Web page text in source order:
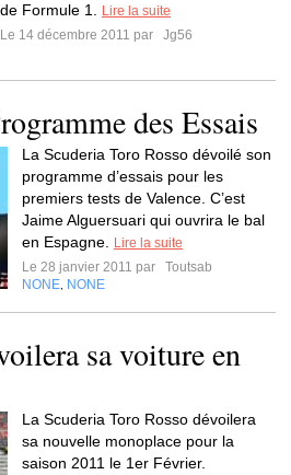
de Formule 1.
Lire la suite
Le 14 décembre 2011 par
Jg56
des Essais
La Scuderia Toro Rosso dévoilé son
programme d’essais pour les
premiers tests de Valence. C’est
Jaime Alguersuari qui ouvrira le bal
en Espagne.
Lire la suite
Le 28 janvier 2011 par
Toutsab
NONE NONE
sa voiture en
La Scuderia Toro Rosso dévoilera
sa nouvelle monoplace pour la
saison 2011 le 1er Février.